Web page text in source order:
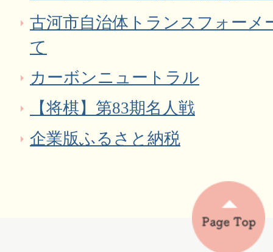
古河市自治体トランスフォーメ
て
カーボンニュートラル
【将棋】第83期名人戦
企業版ふるさと納税